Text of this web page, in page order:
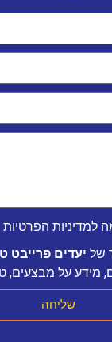
למדיניות הפרטיות
של יעדים פרייבט
מידע על מבצעים,
שליחה